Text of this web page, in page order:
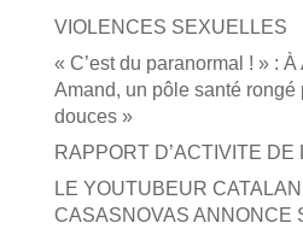
VIOLENCES SEXUELLES
« C’est du paranormal ! » :
Amand, un pôle santé
douces »
RAPPORT D’ACTIVITE DE
LE YOUTUBEUR
CASASNOVAS ANNONCE